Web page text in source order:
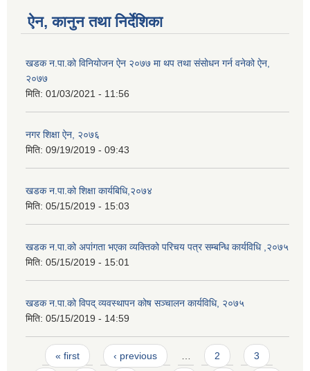
ऐन, कानुन तथा निर्देशिका
खडक न‍.पा.को विनियोजन ऐन २०७७ मा थप तथा संसाेधन गर्न वनेको ऐन,
२०७७
मिति: 01/03/2021 - 11:56
नगर शिक्षा ऐन, २०७६
मिति: 09/19/2019 - 09:43
खडक न.पा.को शिक्षा कार्यबिधि,२०७४
मिति: 05/15/2019 - 15:03
खडक न.पा.को अपांगता भएका व्यक्तिको परिचय पत्र सम्बन्धि कार्यविधि ,२०७५
मिति: 05/15/2019 - 15:01
खडक न.पा.को विपद् व्यवस्थापन कोष सञ्चालन कार्यविधि, २०७५
मिति: 05/15/2019 - 14:59
Pages
« first ‹ previous … 2 3